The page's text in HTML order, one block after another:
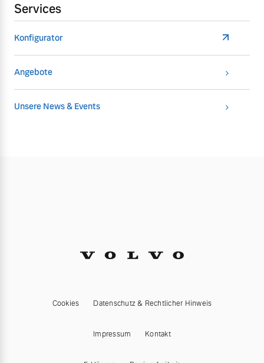
Services
Konfigurator
Angebote
Unsere News & Events
Cookies Datenschutz & Rechtlicher Hinweis
Impressum Kontakt